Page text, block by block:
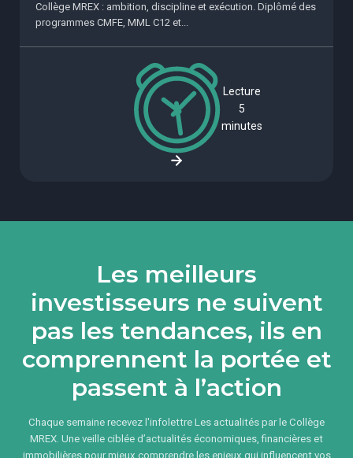
Collège MREX : ambition, discipline et exécution. Diplômé des
programmes CMFE, MML C12 et...
Lecture
5
minutes
Les meilleurs
investisseurs ne suivent
pas les tendances, ils en
comprennent la portée et
passent à l’action
Chaque semaine recevez l'infolettre Les actualités par le Collège
MREX. Une veille ciblée d’actualités économiques, financières et
immobilières pour mieux comprendre les enjeux qui influencent vos